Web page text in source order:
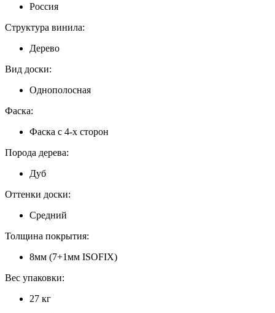
Россия
Структура винила:
Дерево
Вид доски:
Однополосная
Фаска:
Фаска с 4-х сторон
Порода дерева:
Дуб
Оттенки доски:
Средний
Толщина покрытия:
8мм (7+1мм ISOFIX)
Вес упаковки:
27 кг